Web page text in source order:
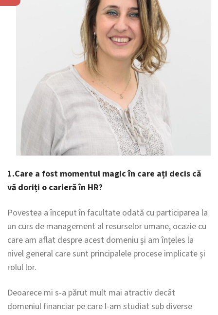
1.Care a fost momentul magic în care ați decis că
vă doriți o carieră în HR?
Povestea a început în facultate odată cu participarea la
un curs de management al resurselor umane, ocazie cu
care am aflat despre acest domeniu și am înțeles la
nivel general care sunt principalele procese implicate și
rolul lor.
Deoarece mi s-a părut mult mai atractiv decât
domeniul financiar pe care l-am studiat sub diverse